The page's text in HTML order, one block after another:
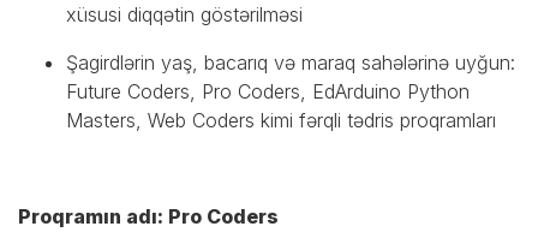
xüsusi diqqətin göstərilməsi
Şagirdlərin yaş, bacarıq və maraq sahələrinə uyğun:
Future Coders, Pro Coders, EdArduino Python
Masters, Web Coders kimi fərqli tədris proqramları
Proqramın adı: Pro Coders